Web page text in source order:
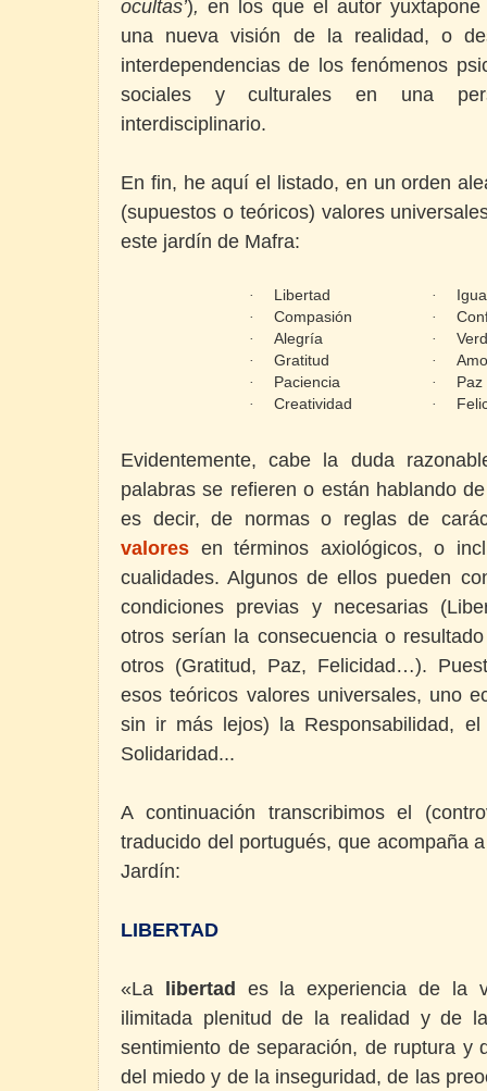
ocultas’), en los que el autor
una nueva visión de la realidad, o
interdependencias de los fenómenos
sociales y culturales en una
interdisciplinario.
En fin, he aquí el listado, en un orden
(supuestos o teóricos) valores
este jardín de Mafra:
· Libertad ·
·
Compasión ·
·
Alegría ·
·
Gratitud ·
·
Paciencia ·
Paz
·
Creatividad ·
Evidentemente, cabe la duda
palabras se refieren o están hablando
es decir, de normas o reglas de
valores en términos axiológicos, o
cualidades. Algunos de ellos pueden
condiciones previas y necesarias
otros serían la consecuencia o
otros (Gratitud, Paz, Felicidad…).
esos teóricos valores universales, uno
sin ir más lejos) la Responsabilidad,
Solidaridad...
A continuación transcribimos el
traducido del portugués, que acompaña
Jardín:
LIBERTAD
«La libertad es la experiencia de la
ilimitada plenitud de la realidad y de
sentimiento de separación, de ruptura y
del miedo y de la inseguridad, de las